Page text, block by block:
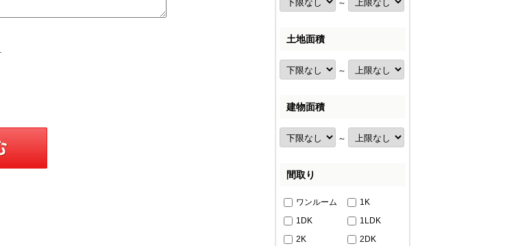
～
土地面積
～
建物面積
～
間取り
ワンルーム
1K
1DK
1LDK
2K
2DK